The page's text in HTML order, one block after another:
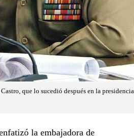
que lo sucedió después en la presidencia
la embajadora de